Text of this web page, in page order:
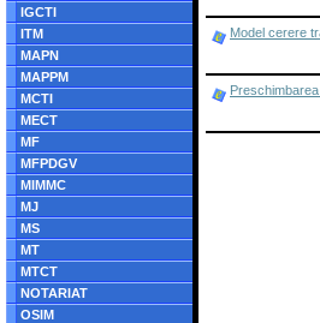
IGCTI
ITM
MAPN
MAPPM
MCTI
MECT
MF
MFPDGV
MIMMC
MJ
MS
MT
MTCT
NOTARIAT
OSIM
Model cerere